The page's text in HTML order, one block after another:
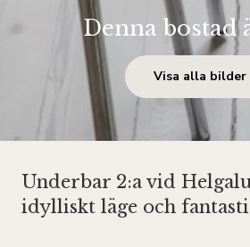
Denna bostad
Visa alla bilder
Underbar 2:a vid
idylliskt läge och